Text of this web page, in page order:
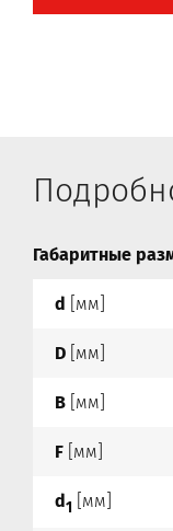
Габаритные
d [мм]
D [мм]
B [мм]
F [мм]
d1 [мм]